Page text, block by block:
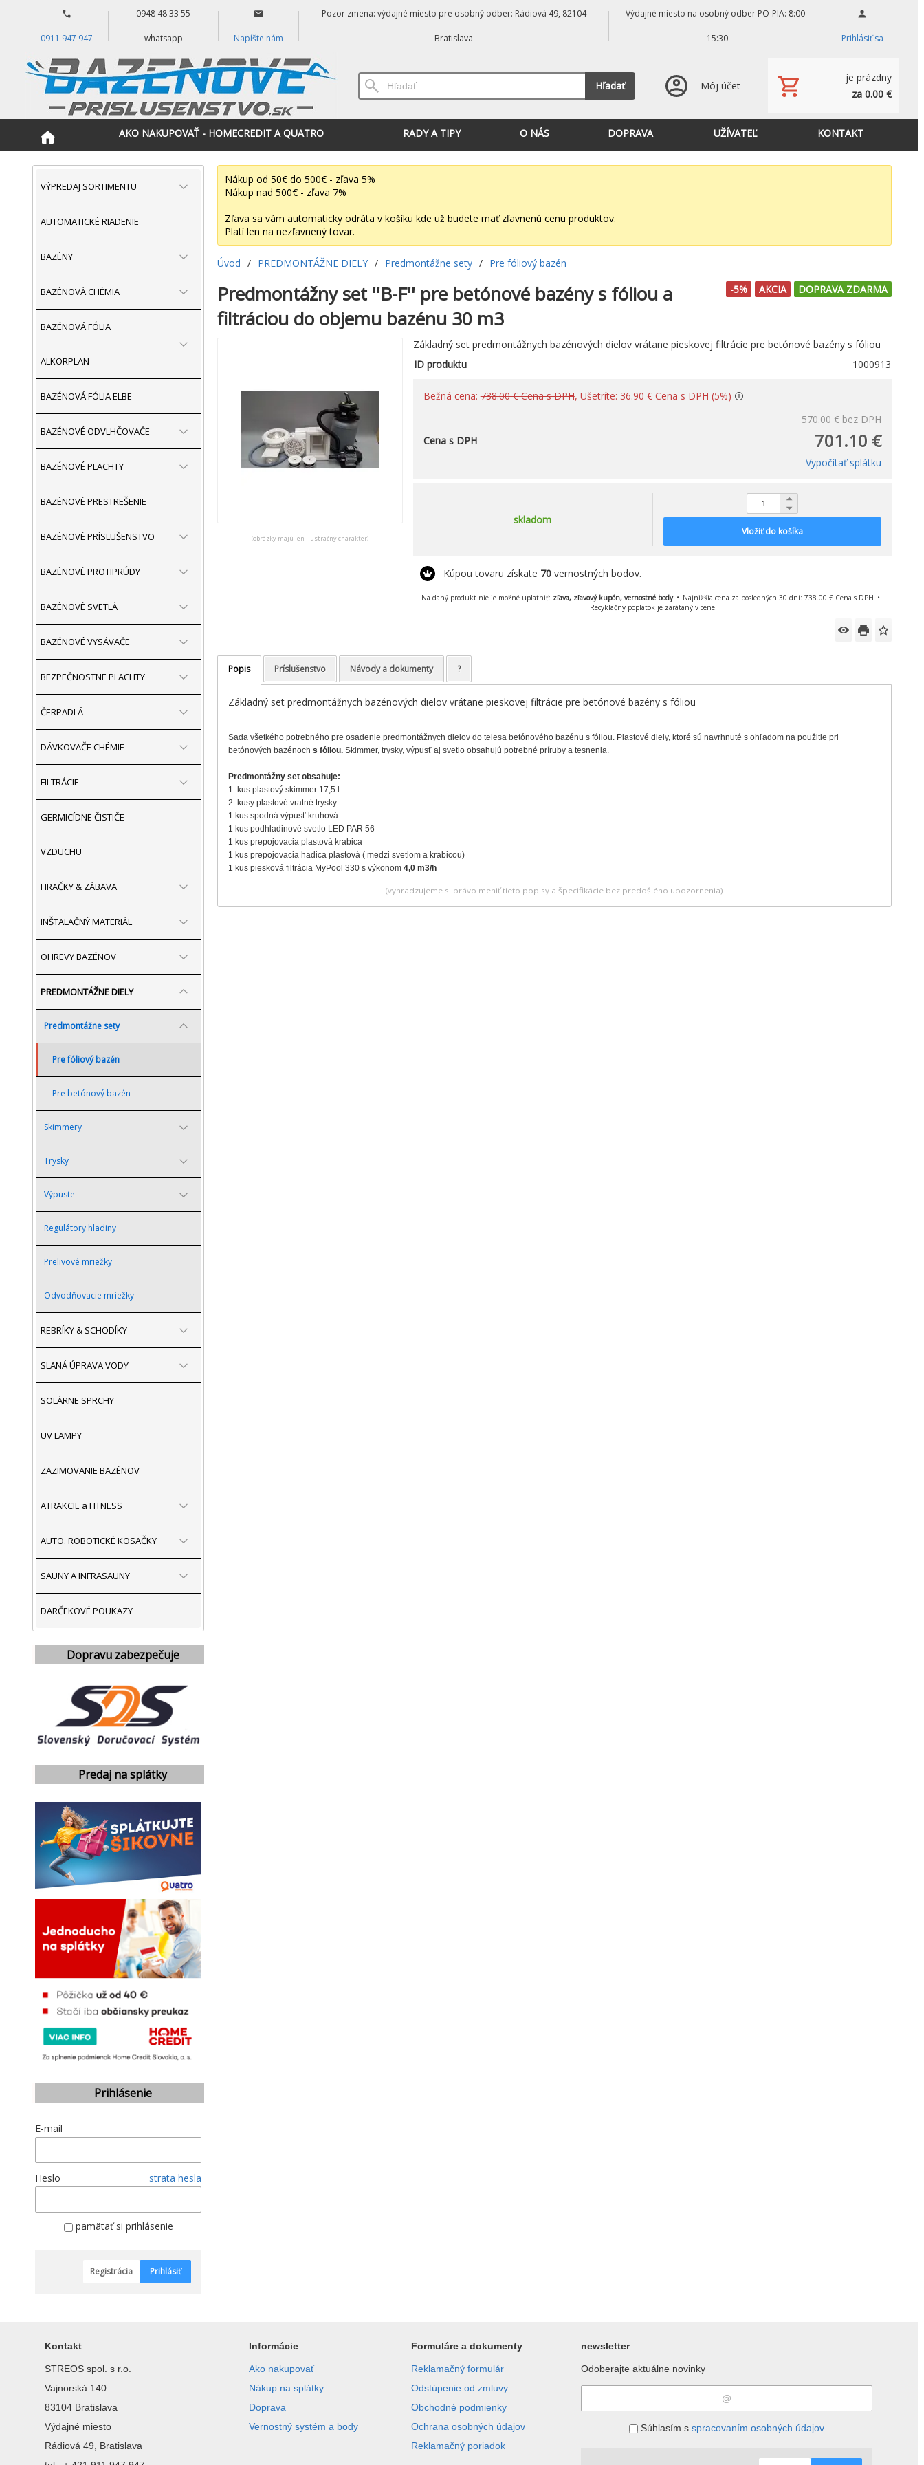
0911 947 947
0948 48 33 55
whatsapp Napíšte nám
Pozor zmena: výdajné miesto pre osobný odber: Rádiová 49, 82104
Bratislava
Výdajné miesto na osobný odber PO-PIA: 8:00 -
15:30 Prihlásiť sa
Hľadať Môj účet
je prázdny
za 0.00 €
AKO NAKUPOVAŤ - HOMECREDIT A QUATRO RADY A TIPY O NÁS DOPRAVA UŽÍVATEĽ KONTAKT
VÝPREDAJ SORTIMENTU
AUTOMATICKÉ RIADENIE
BAZÉNY
BAZÉNOVÁ CHÉMIA
BAZÉNOVÁ FÓLIA
ALKORPLAN
BAZÉNOVÁ FÓLIA ELBE
BAZÉNOVÉ ODVLHČOVAČE
BAZÉNOVÉ PLACHTY
BAZÉNOVÉ PRESTREŠENIE
BAZÉNOVÉ PRÍSLUŠENSTVO
BAZÉNOVÉ PROTIPRÚDY
BAZÉNOVÉ SVETLÁ
BAZÉNOVÉ VYSÁVAČE
BEZPEČNOSTNE PLACHTY
ČERPADLÁ
DÁVKOVAČE CHÉMIE
FILTRÁCIE
GERMICÍDNE ČISTIČE
VZDUCHU
HRAČKY & ZÁBAVA
INŠTALAČNÝ MATERIÁL
OHREVY BAZÉNOV
PREDMONTÁŽNE DIELY
Predmontážne sety
Pre fóliový bazén
Pre betónový bazén
Skimmery
Trysky
Výpuste
Regulátory hladiny
Prelivové mriežky
Odvodňovacie mriežky
REBRÍKY & SCHODÍKY
SLANÁ ÚPRAVA VODY
SOLÁRNE SPRCHY
UV LAMPY
ZAZIMOVANIE BAZÉNOV
ATRAKCIE a FITNESS
AUTO. ROBOTICKÉ KOSAČKY
SAUNY A INFRASAUNY
DARČEKOVÉ POUKAZY
Dopravu zabezpečuje
Predaj na splátky
Prihlásenie
E-mail
Heslo strata hesla
pamätať si prihlásenie
Registrácia Prihlásiť
Nákup od 50€ do 500€ - zľava 5%
Nákup nad 500€ - zľava 7%
Zľava sa vám automaticky odráta v košíku kde už budete mať zľavnenú cenu produktov.
Platí len na nezľavnený tovar.
Úvod / PREDMONTÁŽNE DIELY / Predmontážne sety / Pre fóliový bazén
DOPRAVA ZDARMA
AKCIA
-5%
Predmontážny set ''B-F'' pre betónové bazény s fóliou a
filtráciou do objemu bazénu 30 m3
(obrázky majú len ilustračný charakter)
Základný set predmontážnych bazénových dielov vrátane pieskovej filtrácie pre betónové bazény s fóliou
ID produktu
1000913
Bežná cena:738.00 € Cena s DPH, Ušetríte: 36.90 € Cena s DPH (5%)
570.00 € bez DPH
701.10 €
Cena s DPH
Vypočítať splátku
skladom
Vložiť do košíka
Kúpou tovaru získate 70vernostných bodov.
Na daný produkt nie je možné uplatniť: zľava, zľavový kupón, vernostné body
Najnižšia cena za posledných 30 dní: 738.00 € Cena s DPH
Recyklačný poplatok je zarátaný v cene
Popis Príslušenstvo Návody a dokumenty ?
Základný set predmontážnych bazénových dielov vrátane pieskovej filtrácie pre betónové bazény s fóliou
Sada všetkého potrebného pre osadenie predmontážnych dielov do telesa betónového bazénu s fóliou. Plastové diely, ktoré sú navrhnuté s ohľadom na použitie pri
betónových bazénoch s fóliou. Skimmer, trysky, výpusť aj svetlo obsahujú potrebné príruby a tesnenia.
Predmontážny set obsahuje:
1 kus plastový skimmer 17,5 l
2 kusy plastové vratné trysky
1 kus spodná výpusť kruhová
1 kus podhladinové svetlo LED PAR 56
1 kus prepojovacia plastová krabica
1 kus prepojovacia hadica plastová ( medzi svetlom a krabicou)
1 kus piesková filtrácia MyPool 330 s výkonom 4,0 m3/h
(vyhradzujeme si právo meniť tieto popisy a špecifikácie bez predošlého upozornenia)
Kontakt
STREOS spol. s r.o.
Vajnorská 140
83104 Bratislava
Výdajné miesto
Rádiová 49, Bratislava
Informácie
Ako nakupovať
Nákup na splátky
Doprava
Vernostný systém a body
Formuláre a dokumenty
Reklamačný formulár
Odstúpenie od zmluvy
Obchodné podmienky
Ochrana osobných údajov
Reklamačný poriadok
newsletter
Odoberajte aktuálne novinky
Súhlasím s spracovaním osobných údajov